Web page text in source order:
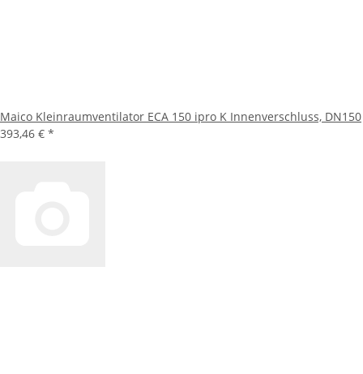
Maico Kleinraumventilator ECA 150 ipro K Innenverschluss, DN150
393,46 € *